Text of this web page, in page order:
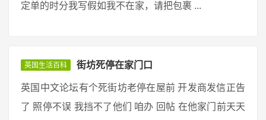
定单的时分我写假如我不在家，请把包裹 ...
英国生活百科 街坊死停在家门口
英国中文论坛有个死街坊老停在屋前 开发商发信正告
了 照停不误 我挡不了他们 咱办 回帖 在他家门前天天